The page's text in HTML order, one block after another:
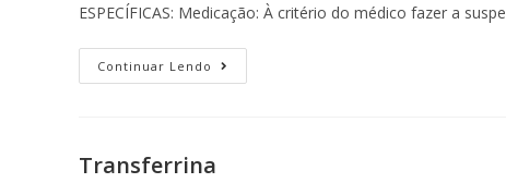
ESPECÍFICAS: Medicação: À critério do médico fazer a
Continuar Lendo
Transferrina